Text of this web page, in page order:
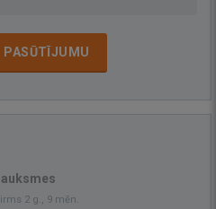
PASŪTĪJUMU
2 g., 9 mēn.